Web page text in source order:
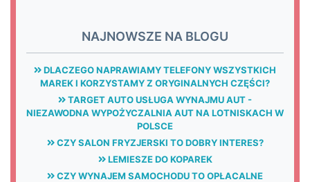
NAJNOWSZE NA BLOGU
DLACZEGO NAPRAWIAMY TELEFONY WSZYSTKICH
MAREK I KORZYSTAMY Z ORYGINALNYCH CZĘŚCI?
TARGET AUTO USŁUGA WYNAJMU AUT -
NIEZAWODNA WYPOŻYCZALNIA AUT NA LOTNISKACH W
POLSCE
CZY SALON FRYZJERSKI TO DOBRY INTERES?
LEMIESZE DO KOPAREK
CZY WYNAJEM SAMOCHODU TO OPŁACALNE